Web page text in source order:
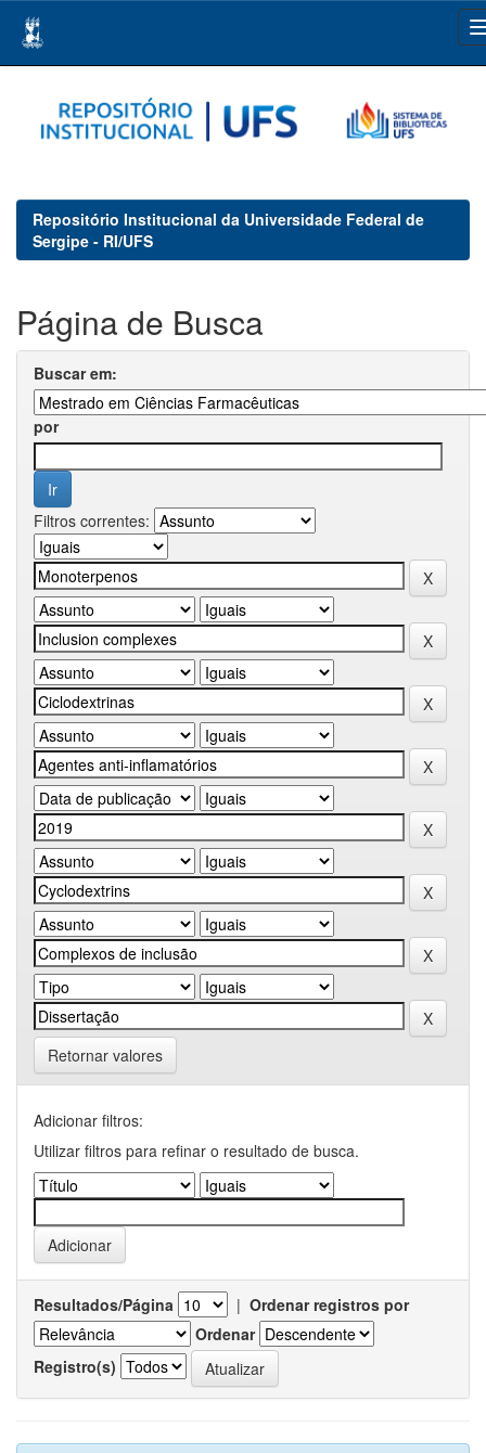
navigation
Repositório Institucional da Universidade Federal de
Sergipe - RI/UFS
Página de Busca
Buscar em:
por
Filtros correntes:
Retornar valores
Adicionar filtros:
Utilizar filtros para refinar o resultado de busca.
Resultados/Página | Ordenar registros por
Ordenar
Registro(s)